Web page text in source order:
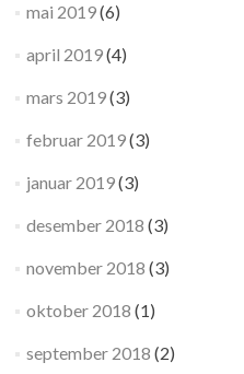
mai 2019(6)
april 2019(4)
mars 2019(3)
februar 2019(3)
januar 2019(3)
desember 2018 (3)
november 2018 (3)
oktober 2018 (1)
september 2018 (2)